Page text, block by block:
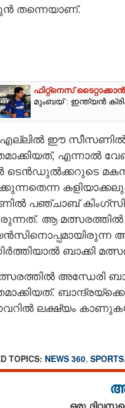
തന്നെയാണ്.
ഫിറ്റ്നെസ്
മുംബയ് : ഇന്ത്യൻ
ഈ സീസണിൽ
എന്നാൽ
ടെൻഡുൽക്കറുടെ
പഞ്ചാബ്
ആ
നിർത്തിയാൽ ബാക്കി
അന്ധേരി
ലക്ഷ്യം
TOPICS: NEWS 360, SPORTS,